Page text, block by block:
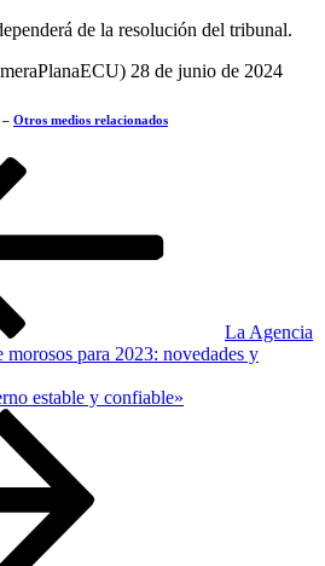
de la resolución del tribunal.
28 de junio de 2024
– Otros medios relacionados
La Agencia
para 2023: novedades y
estable y confiable»